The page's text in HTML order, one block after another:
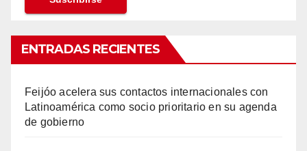
ENTRADAS RECIENTES
Feijóo acelera sus contactos internacionales con
Latinoamérica como socio prioritario en su agenda
de gobierno